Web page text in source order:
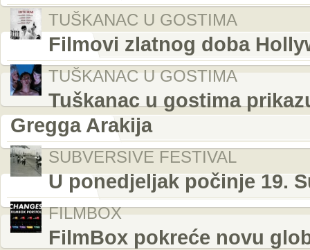
TUŠKANAC U GOSTIMA
Filmovi zlatnog doba
TUŠKANAC U GOSTIMA
Tuškanac u gostima
Gregga Arakija
SUBVERSIVE FESTIVAL
U ponedjeljak počinje 19.
FILMBOX
FilmBox pokreće novu